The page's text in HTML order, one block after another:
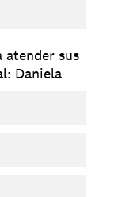
sus
Daniela